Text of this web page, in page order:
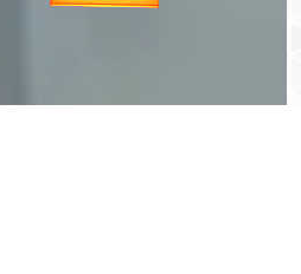
यात्रा